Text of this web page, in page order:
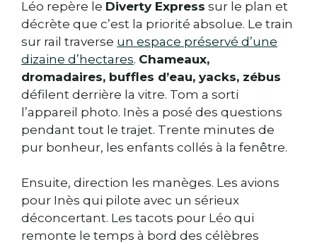
Léo repère le Diverty Express sur le plan et
décrète que c’est la priorité absolue. Le train
sur rail traverse un espace préservé d’une
dizaine d’hectares. Chameaux,
dromadaires, buffles d’eau, yacks, zébus
défilent derrière la vitre. Tom a sorti
l’appareil photo. Inès a posé des questions
pendant tout le trajet. Trente minutes de
pur bonheur, les enfants collés à la fenêtre.
Ensuite, direction les manèges. Les avions
pour Inès qui pilote avec un sérieux
déconcertant. Les tacots pour Léo qui
remonte le temps à bord des célèbres